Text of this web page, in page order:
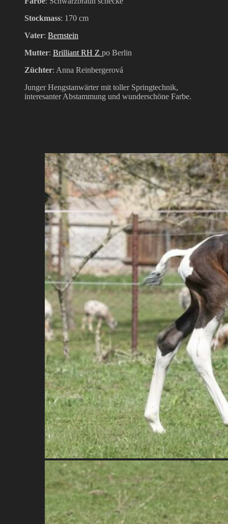
Stockmass: 170 cm
Vater: Bernstein
Mutter: Brilliant RH Z po Berlin
Züchter: Anna Reinbergerová
Junger Hengstanwärter mit toller Springtechnik,
interesanter Abstammung und wunderschöne Farbe.